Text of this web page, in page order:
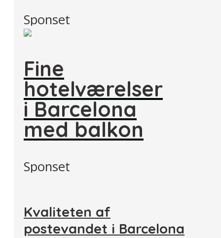
Sponset
Fine
hotelværelser
i Barcelona
med balkon
Sponset
Kvaliteten af
postevandet i Barcelona